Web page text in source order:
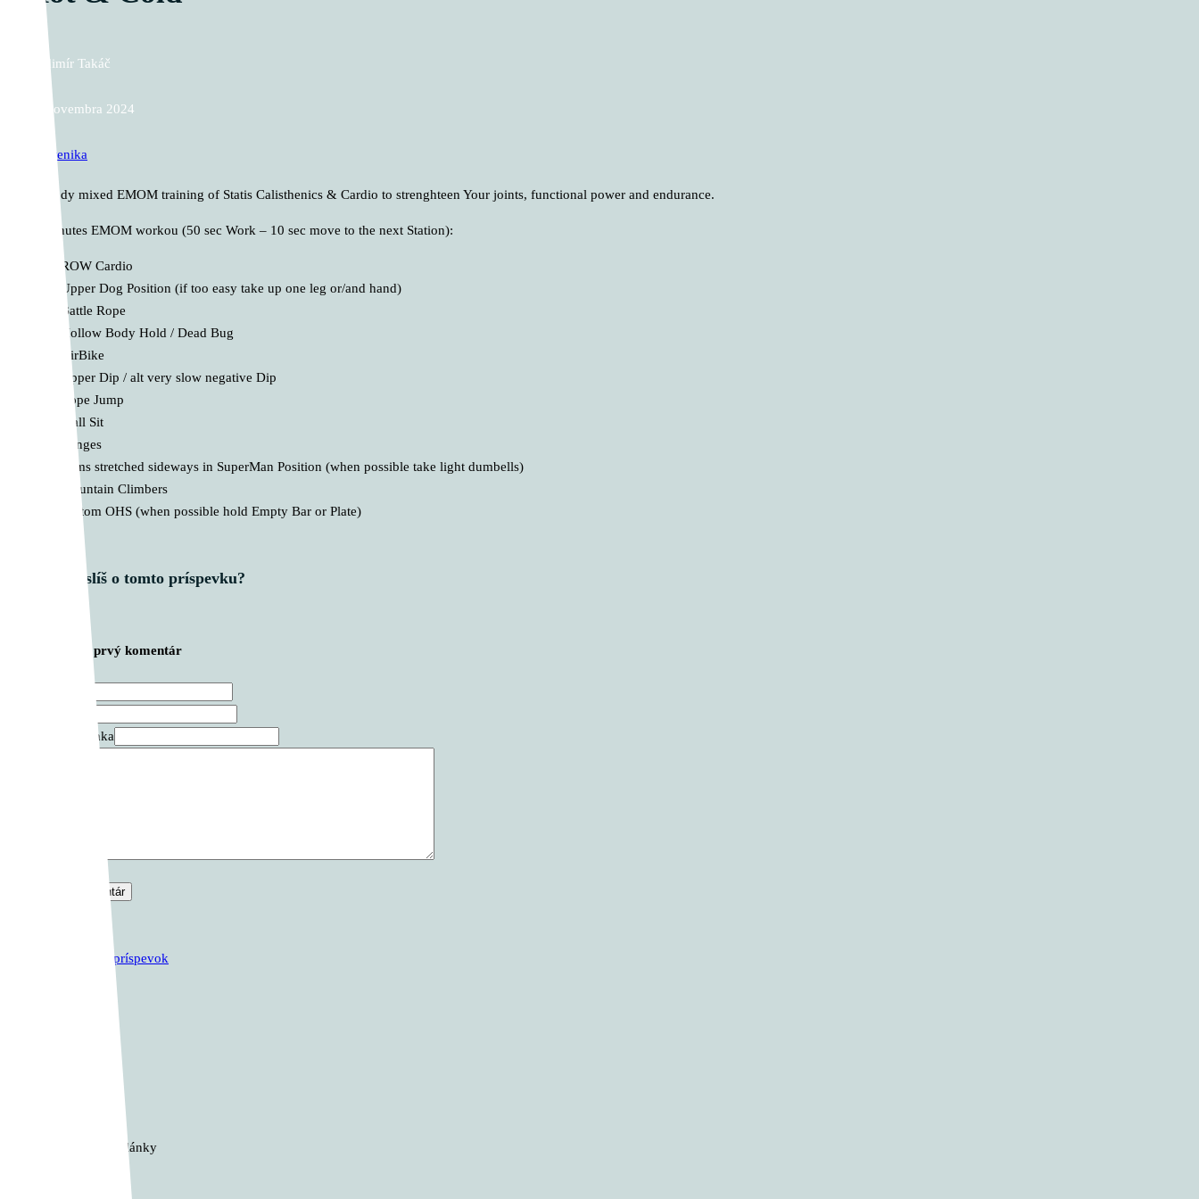
Vladimír Takáč
13. novembra 2024
Kalistenika
Fullbody mixed EMOM training of Statis Calisthenics & Cardio to strenghteen Your joints, functional power and endurance.
60 Minutes EMOM workou (50 sec Work – 10 sec move to the next Station):
ROW Cardio
Upper Dog Position (if too easy take up one leg or/and hand)
Battle Rope
Hollow Body Hold / Dead Bug
AirBike
Upper Dip / alt very slow negative Dip
Rope Jump
Wall Sit
Lunges
Arms stretched sideways in SuperMan Position (when possible take light dumbells)
Mountain Climbers
Bottom OHS (when possible hold Empty Bar or Plate)
Čo si myslíš o tomto príspevku?
Zanechajte prvý komentár
Webová stránka
Predchádzajúci príspevok
Žiadne podobné články